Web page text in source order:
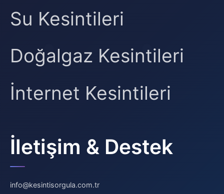
Su Kesintileri
Doğalgaz Kesintileri
İnternet Kesintileri
İletişim & Destek
info@kesintisorgula.com.tr